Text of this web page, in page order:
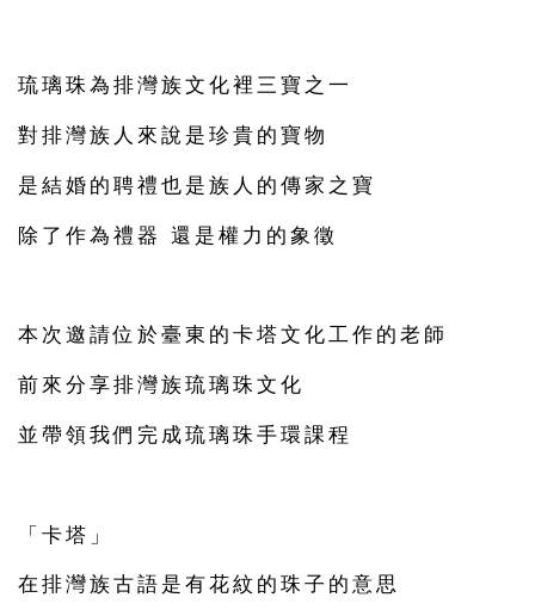
琉璃珠為排灣族文化裡三寶之一
對排灣族人來說是珍貴的寶物
是結婚的聘禮也是族人的傳家之寶
除了作為禮器 還是權力的象徵
本次邀請位於臺東的卡塔文化工作的老師
前來分享排灣族琉璃珠文化
並帶領我們完成琉璃珠手環課程
「卡塔」
在排灣族古語是有花紋的珠子的意思